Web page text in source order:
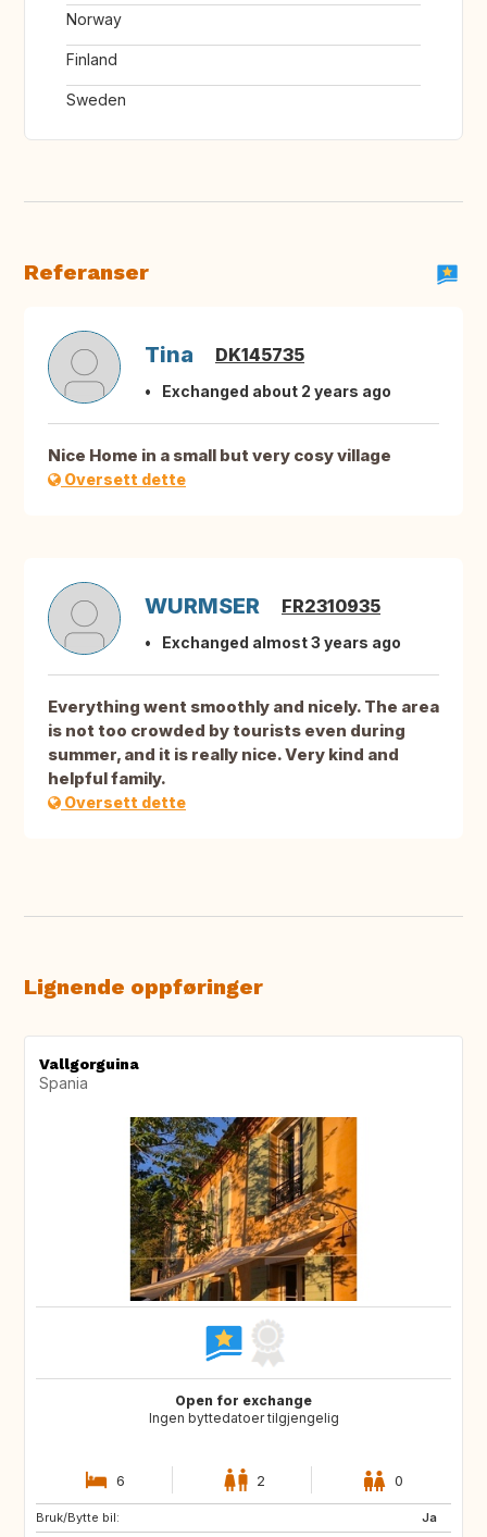
Norway
Finland
Sweden
Referanser
Tina DK145735
Exchanged about 2 years ago
Nice Home in a small but very cosy village
Oversett dette
WURMSER FR2310935
Exchanged almost 3 years ago
Everything went smoothly and nicely. The area
is not too crowded by tourists even during
summer, and it is really nice. Very kind and
helpful family.
Oversett dette
Lignende oppføringer
Vallgorguina
Spania
Open for exchange
Ingen byttedatoer tilgjengelig
6 2 0
Bruk/Bytte bil:
Ja
GR